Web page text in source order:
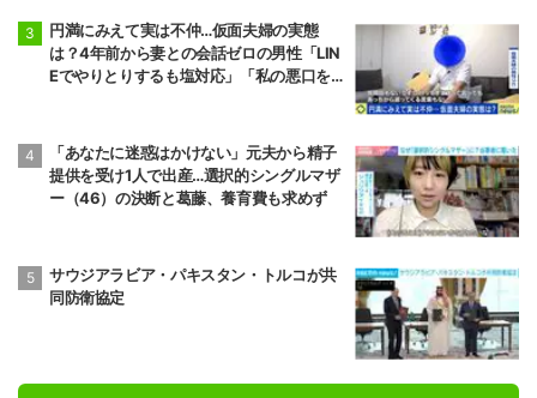
円満にみえて実は不仲…仮面夫婦の実態
は？4年前から妻との会話ゼロの男性「LIN
Eでやりとりするも塩対応」「私の悪口を
「あなたに迷惑はかけない」元夫から精子
提供を受け1人で出産…選択的シングルマザ
ー（46）の決断と葛藤、養育費も求めず
サウジアラビア・パキスタン・トルコが共
同防衛協定